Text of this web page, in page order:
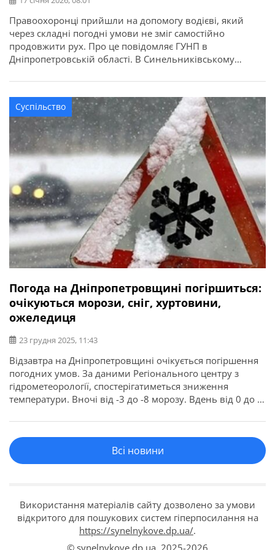
Правоохоронці прийшли на допомогу водієві, який
через складні погодні умови не зміг самостійно
продовжити рух. Про це повідомляє ГУНП в
Дніпропетровській області. В Синельниківському
реагування патрульної поліції виявили автомобіль,
який через снігові замети застряг безпосередньо на
проїзній частині дороги та не міг рушити з місця. Водій
опинився у […]
Суспільство
Погода на Дніпропетровщині погіршиться:
очікуються морози, сніг, хуртовини,
ожеледиця
23 грудня 2025, 11:43
Відзавтра на Дніпропетровщині очікується погіршення
погодних умов. За даними Регіонального центру з
гідрометеорології, спостерігатиметься зниження
температури. Вночі від -3 до -8 морозу. Вдень від 0 до -5
Справжній Різдвяний мороз прогнозують синоптики на
25 грудня. Вночі від -8 до -12 градусів нижче нуля.
Ближче до кінця тижня можливий сніг, […]
Всі новини
Використання матеріалів сайту дозволено за умови
відкритого для пошукових систем гіперпосилання на
https://synelnykove.dp.ua/.
© synelnykove.dp.ua, 2025-2026